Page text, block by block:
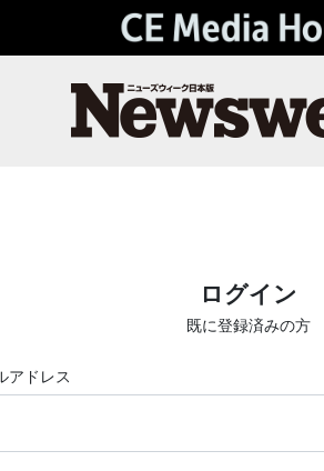
ログイン
既に登録済みの方
アドレス